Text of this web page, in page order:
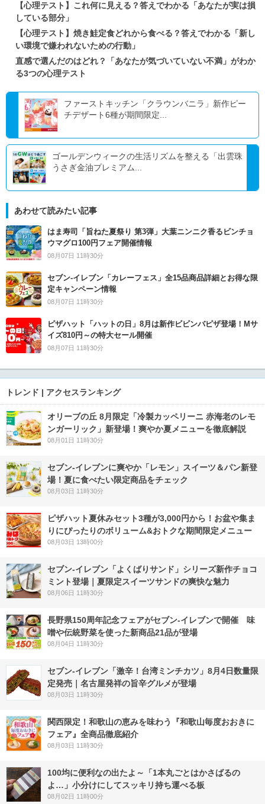
【心理テスト】これ何に見える？答えでわかる「あなたが実は損
している部分」
【心理テスト】焼き鮭定食どれから食べる？答えでわかる「新し
い環境で嫌われないための行動」
直感で選んだのはどれ？「あなたが気づいていない不満」がわか
る3つの心理テスト
ファーストキッチン「クラウンバニラ」新作ピー
チデザート6種が期間限定...
ゴールデンウィークの生活リズムを整える「出雲珠
うさぎ金油プレミアム...
あわせて読みたい記事
はま寿司「旨ねた夏祭り 第3弾」大葉ニンニク香るビンチョ
ウマグロ100円フェア開催情報
08月07日 11時30分
セブン‐イレブン「カレーフェス」全15品商品詳細とお得な限
定キャンペーン情報
08月07日 11時30分
ピザハット「ハットの日」8月は新作ビビンバピザ登場！Mサ
イズ810円～の特大セール開催
08月07日 11時30分
トレンド | アクセスランキング
オリーブの丘 8月限定「冷製カッペリーニ 赤海老のレモ
ンガーリック」新登場！爽やか夏メニューを徹底解説
08月01日 11時30分
セブン‐イレブンに爽やか「レモン」スイーツ＆パン新登
場！夏に食べたい限定商品をチェック
08月03日 11時30分
ピザハット夏休みセット3種が3,000円から！お盆や集ま
りにぴったりのボリューム&おトクな期間限定メニュー
08月03日 13時00分
セブン‐イレブン「よくばりサンド」シリーズ新作チョコ
ミント登場｜夏限定スイーツサンドの爽快な魅力
08月06日 11時30分
長野県150周年記念フェアがセブン-イレブンで開催 味
噌や伝統野菜を使った新商品21品が登場
08月04日 11時30分
セブン-イレブン「激辛！台湾ミンチカツ」8月4日数量限
定発売｜名古屋発祥の旨辛グルメが登場
08月03日 11時30分
関西限定！和歌山の恵みを味わう『和歌山毎度おおきに
フェア』全商品徹底紹介
08月03日 11時30分
100均に便利なの出たよ～「1本丸ごとはかさばるの
よ…」小分けにしてスッキリ持ち運べる板
08月02日 11時00分